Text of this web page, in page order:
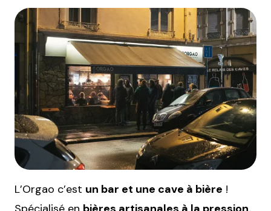
L’Orgao c’est un bar et une cave à bière !